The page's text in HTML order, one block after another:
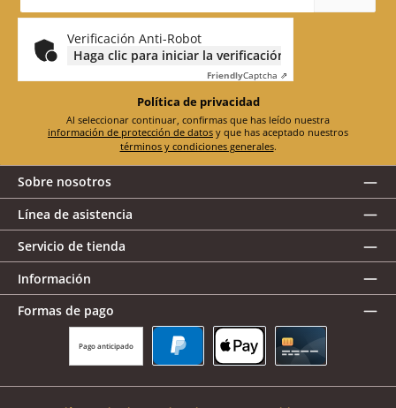
correo
electrónico
Verificación Anti-Robot
Haga clic para iniciar la verificación
FriendlyCaptcha ⇗
Política de privacidad
información de protección de datos
términos y condiciones generales.
Sobre nosotros
Línea de asistencia
Servicio de tienda
Información
Formas de pago
Pago anticipado